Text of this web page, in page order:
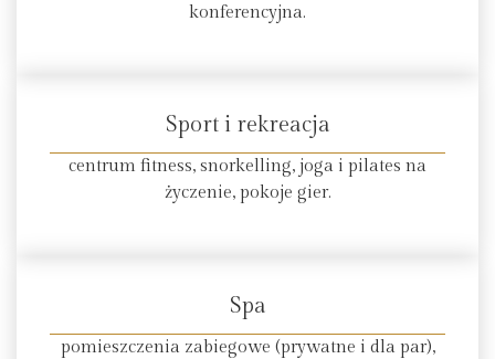
konferencyjna.
Sport i rekreacja
centrum fitness, snorkelling, joga i pilates na
życzenie, pokoje gier.
Spa
pomieszczenia zabiegowe (prywatne i dla par),